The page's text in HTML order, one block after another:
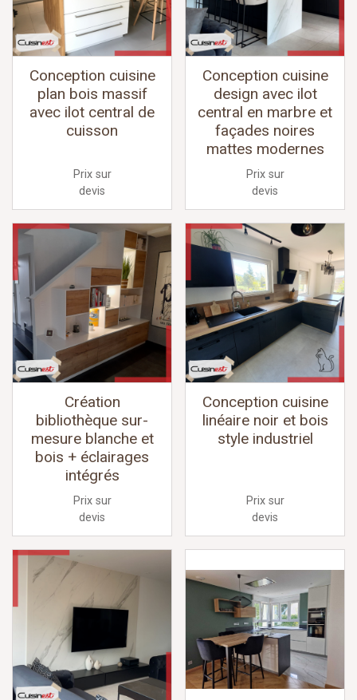
Conception cuisine
plan bois massif
avec ilot central de
cuisson
Prix sur
devis
Conception cuisine
design avec ilot
central en marbre et
façades noires
mattes modernes
Prix sur
devis
Création
bibliothèque sur-
mesure blanche et
bois + éclairages
intégrés
Prix sur
devis
Conception cuisine
linéaire noir et bois
style industriel
Prix sur
devis